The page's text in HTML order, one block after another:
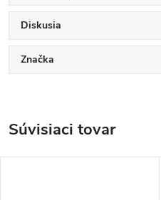
Diskusia
Značka
Súvisiaci tovar